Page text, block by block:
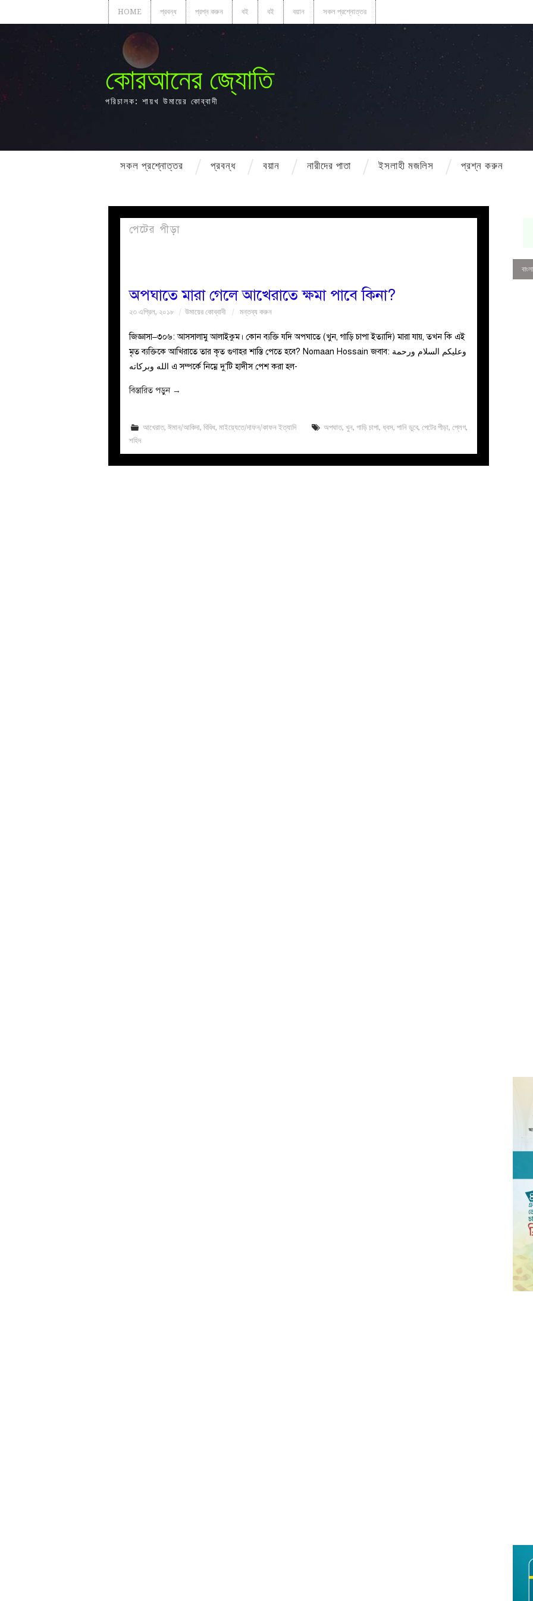
HOME প্রবন্ধ প্রশ্ন করুন বই বই বয়ান সকল প্রশ্নোত্তর
কোরআনের জ্যোতি
পরিচালক: শায়খ উমায়ের কোব্বাদী
সকল প্রশ্নোত্তর প্রবন্ধ বয়ান নারীদের পাতা ইসলাহী মজলিস প্রশ্ন করুন
পেটের পীড়া
অপঘাতে মারা গেলে আখেরাতে ক্ষমা পাবে কিনা?
২৩ এপ্রিল, ২০১৮ উমায়ের কোব্বাদী মন্তব্য করুন
জিজ্ঞাসা–৩০৬: আসসালামু আলাইকুম। কোন ব্যক্তি যদি অপঘাতে (খুন, গাড়ি চাপা ইত্যাদি) মারা যায়, তখন কি এই
মৃত ব্যক্তিকে আখিরাতে তার কৃত গুণাহর শাস্তি পেতে হবে? Nomaan Hossain জবাব: وعليكم السلام ورحمة
الله وبركاته এ সম্পর্কে নিম্নে দু’টি হাদীস পেশ করা হল-
বিস্তারিত পড়ুন →
আখেরাত,ঈমান/আকিদা,বিবিধ,মাইয়্যেতে/দাফন/কাফন ইত্যাদি অপঘাত,খুন,গাড়ি চাপা, ধ্বস,পানি ডুবে,পেটের পীড়া,প্লেগ,
শহিদ